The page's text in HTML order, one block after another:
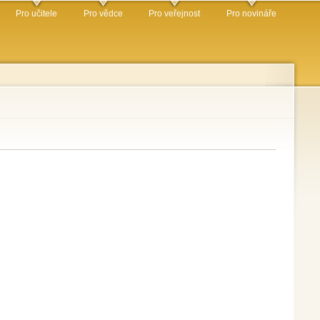
Pro učitele Pro vědce Pro veřejnost Pro novináře